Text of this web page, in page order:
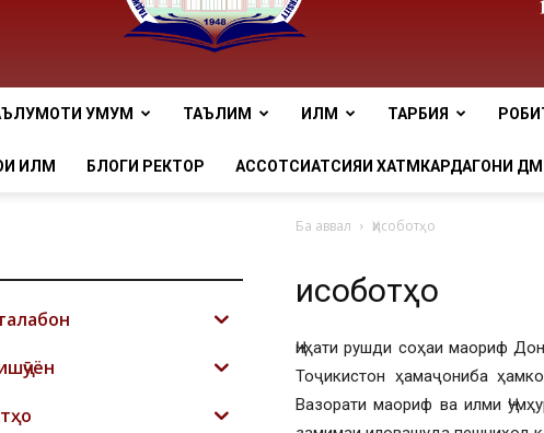
tnu
УМУМӢ ТАЪЛИМ ИЛМ ТАРБИЯ
ИЛМӢ БЛОГИ РЕКТОР АССОТСИАТСИЯИ ХАТМКАРДАГОНИ
Ба аввал Ҳисоботҳо
Ҳисоботҳо
Ҷиҳати рушди соҳаи маориф
Тоҷикистон ҳамаҷониба
Вазорати маориф ва илми